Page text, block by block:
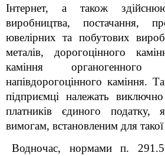
Інтернет, а також
виробництва, постачання,
ювелірних та побутових
металів, дорогоцінного
каміння
напівдорогоцінного каміння.
підприємці належать
платників єдиного податку,
вимогам, встановленим для
Водночас, нормами п.